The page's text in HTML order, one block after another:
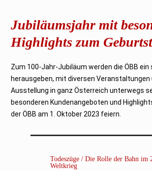
Jubiläumsjahr mit
Highlights zum
Zum 100-Jahr-Jubiläum werden die ÖBB ein
herausgeben, mit diversen Veranstaltungen
Ausstellung in ganz Österreich unterwegs
besonderen Kundenangeboten und
der ÖBB am 1. Oktober 2023 feiern.
Todeszüge / Die Rolle der Bahn im
Weltkrieg